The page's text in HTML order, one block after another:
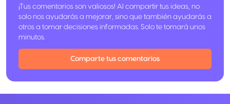
¡Tus comentarios son valiosos! Al compartir tus ideas, no
solo nos ayudarás a mejorar, sino que también ayudarás a
otros a tomar decisiones informadas. Solo te tomará unos
minutos.
Comparte tus comentarios